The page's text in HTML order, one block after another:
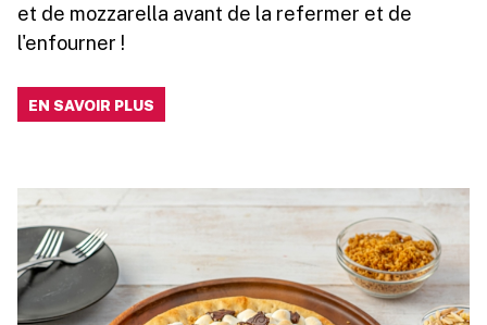
et de mozzarella avant de la refermer et de
l'enfourner !
EN SAVOIR PLUS